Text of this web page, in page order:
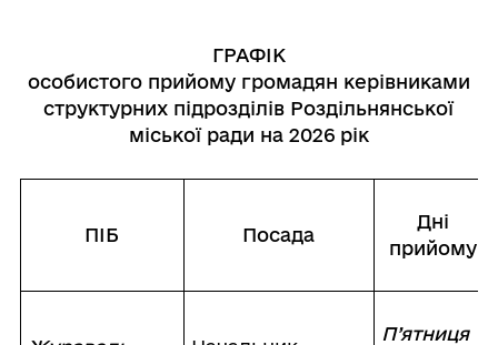
ГРАФІК
особистого прийому громадян керівниками
структурних підрозділів Роздільнянської
міської ради на 2026 рік
ПІБ Посада
Дні
прийому
П’ятниця